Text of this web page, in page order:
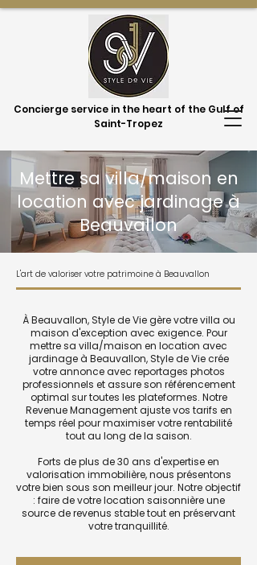
Concierge service in the heart of the Gulf of
Saint-Tropez
Mettre sa villa/maison en
location avec jardinage à
Beauvallon
L'art de valoriser votre patrimoine à Beauvallon
À Beauvallon, Style de Vie gère votre villa ou
maison d'exception avec exigence. Pour
mettre sa villa/maison en location avec
jardinage à Beauvallon, Style de Vie crée
votre annonce avec reportages photos
professionnels et assure son référencement
optimal sur toutes les plateformes. Notre
Revenue Management ajuste vos tarifs en
temps réel pour maximiser votre rentabilité
tout au long de la saison.
Forts de plus de 30 ans d'expertise en
valorisation immobilière, nous présentons
votre bien sous son meilleur jour. Notre objectif
: faire de votre location saisonnière une
source de revenus stable tout en préservant
votre tranquillité.